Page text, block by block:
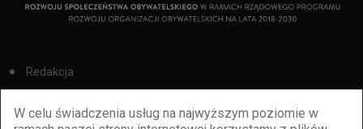
W celu świadczenia usług na najwyższym poziomie w
Redakcja
Cookies